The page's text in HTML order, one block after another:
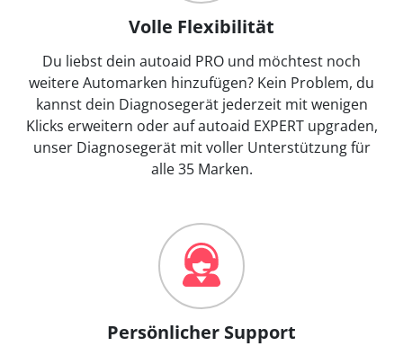
Volle Flexibilität
Du liebst dein autoaid PRO und möchtest noch
weitere Automarken hinzufügen? Kein Problem, du
kannst dein Diagnosegerät jederzeit mit wenigen
Klicks erweitern oder auf autoaid EXPERT upgraden,
unser Diagnosegerät mit voller Unterstützung für
alle 35 Marken.
Persönlicher Support